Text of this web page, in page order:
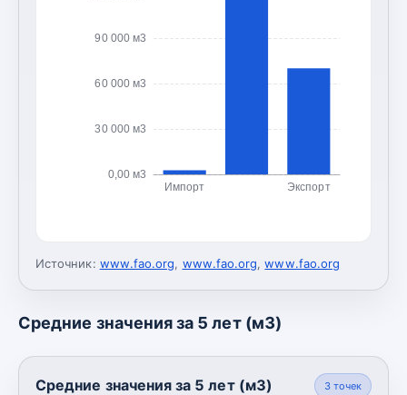
0,00 м3
30 000 м3
60 000 м3
90 000 м3
Импорт Экспорт
Источник: www.fao.org, www.fao.org,www.fao.org
Средние значения за 5 лет (м3)
Средние значения за 5 лет (м3) 3точек